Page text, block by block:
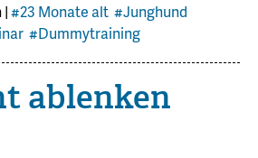
|#23 Monate alt #Junghund
#Dummytraining
ablenken